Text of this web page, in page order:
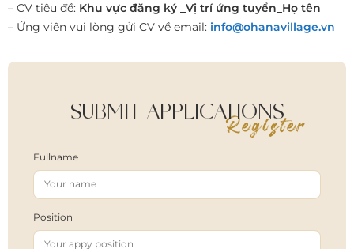
– CV tiêu đề: Khu vực đăng ký _Vị trí ứng tuyển_Họ tên
– Ứng viên vui lòng gửi CV về email: info@ohanavillage.vn
SUBMIT APPLICATIONS
Register
Fullname
Position